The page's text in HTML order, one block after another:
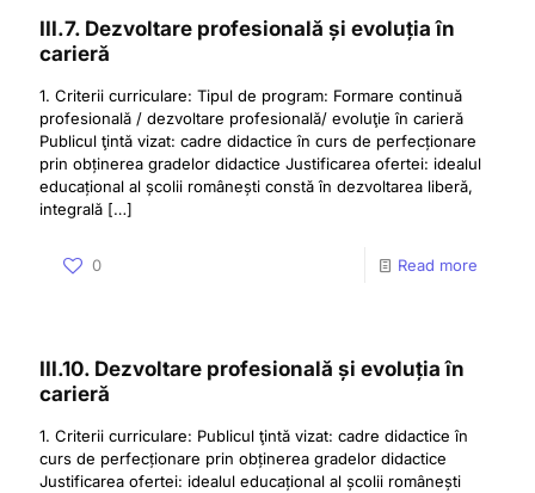
III.7. Dezvoltare profesională și evoluția în
carieră
1. Criterii curriculare: Tipul de program: Formare continuă
profesională / dezvoltare profesională/ evoluţie în carieră
Publicul ţintă vizat: cadre didactice în curs de perfecționare
prin obținerea gradelor didactice Justificarea ofertei: idealul
educațional al școlii românești constă în dezvoltarea liberă,
integrală […]
0 Read more
III.10. Dezvoltare profesională și evoluția în
carieră
1. Criterii curriculare: Publicul ţintă vizat: cadre didactice în
curs de perfecționare prin obținerea gradelor didactice
Justificarea ofertei: idealul educațional al școlii românești